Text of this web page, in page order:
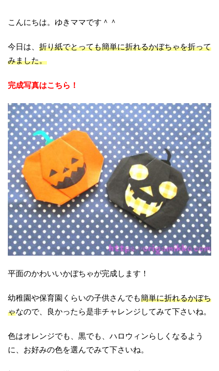
こんにちは。ゆきママです＾＾
今日は、 折り紙でとっても簡単に折れるかぼちゃを折って
みました。
完成写真はこちら！
平面のかわいいかぼちゃが完成します！
幼稚園や保育園くらいの子供さんでも簡単に折れるかぼち
ゃなので、良かったら是非チャレンジしてみて下さいね。
色はオレンジでも、黒でも、ハロウィンらしくなるよう
に、お好みの色を選んでみて下さいね。